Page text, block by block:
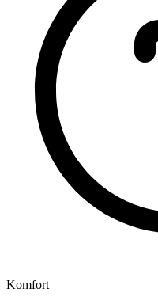
Komfort